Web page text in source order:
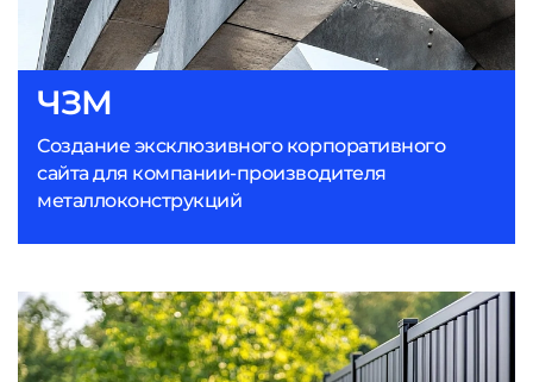
ЧЗМ
Создание эксклюзивного корпоративного
сайта для компании-производителя
металлоконструкций